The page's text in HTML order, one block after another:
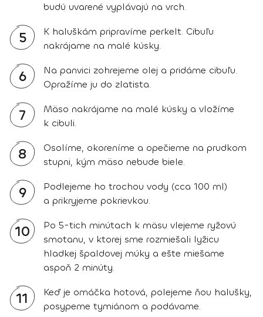
budú uvarené vyplávajú na vrch.
5
K haluškám pripravíme perkelt. Cibuľu
nakrájame na malé kúsky.
6
Na panvici zohrejeme olej a pridáme cibuľu.
Opražíme ju do zlatista.
7
Mäso nakrájame na malé kúsky a vložíme
k cibuli.
8
Osolíme, okoreníme a opečieme na prudkom
stupni, kým mäso nebude biele.
9
Podlejeme ho trochou vody (cca 100 ml)
a prikryjeme pokrievkou.
10
Po 5-tich minútach k mäsu vlejeme ryžovú
smotanu, v ktorej sme rozmiešali lyžicu
hladkej špaldovej múky a ešte miešame
aspoň 2 minúty.
11
Keď je omáčka hotová, polejeme ňou halušky,
posypeme tymiánom a podávame.